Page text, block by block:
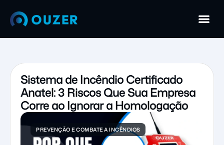
Sistema de Incêndio Certificado
Anatel: 3 Riscos Que Sua Empresa
Corre ao Ignorar a Homologação
PREVENÇÃO E COMBATE A INCÊNDIOS